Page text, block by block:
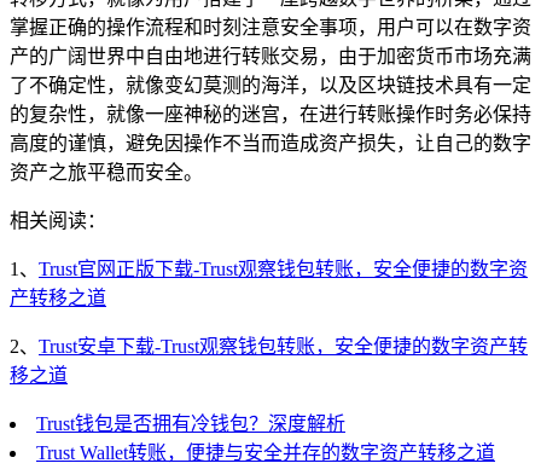
掌握正确的操作流程和时刻注意安全事项，用户可以在数字资
产的广阔世界中自由地进行转账交易，由于加密货币市场充满
了不确定性，就像变幻莫测的海洋，以及区块链技术具有一定
的复杂性，就像一座神秘的迷宫，在进行转账操作时务必保持
高度的谨慎，避免因操作不当而造成资产损失，让自己的数字
资产之旅平稳而安全。
相关阅读：
1、 Trust官网正版下载-Trust观察钱包转账，安全便捷的数字资
产转移之道
2、 Trust安卓下载-Trust观察钱包转账，安全便捷的数字资产转
移之道
Trust钱包是否拥有冷钱包？深度解析
Trust Wallet转账，便捷与安全并存的数字资产转移之道